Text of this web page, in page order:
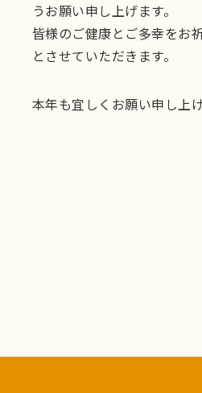
うお願い申し上げます。
皆様のご健康とご多幸をお
とさせていただきます。
本年も宜しくお願い申し上げ